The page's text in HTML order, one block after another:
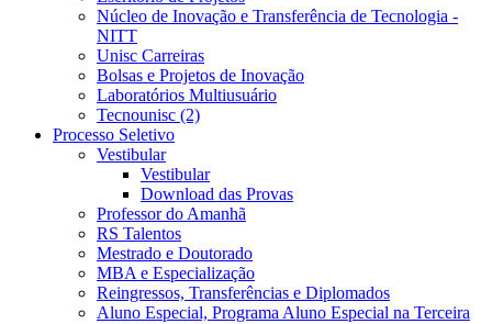
Núcleo de Inovação e Transferência de Tecnologia -
NITT
Unisc Carreiras
Bolsas e Projetos de Inovação
Laboratórios Multiusuário
Tecnounisc (2)
Processo Seletivo
Vestibular
Vestibular
Download das Provas
Professor do Amanhã
RS Talentos
Mestrado e Doutorado
MBA e Especialização
Reingressos, Transferências e Diplomados
Aluno Especial, Programa Aluno Especial na Terceira